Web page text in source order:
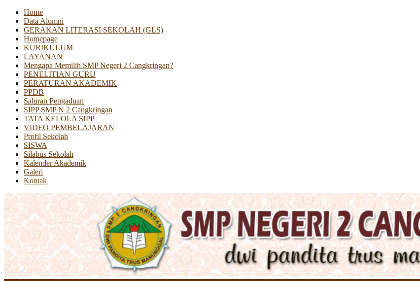
Home
Data Alumni
GERAKAN LITERASI SEKOLAH (GLS)
Homepage
KURIKULUM
LAYANAN
Mengapa Memilih SMP Negeri 2 Cangkringan?
PENELITIAN GURU
PERATURAN AKADEMIK
PPDB
Saluran Pengaduan
SIPP SMP N 2 Cangkringan
TATA KELOLA SIPP
VIDEO PEMBELAJARAN
Profil Sekolah
SISWA
Silabus Sekolah
Kalender Akademik
Galeri
Kontak